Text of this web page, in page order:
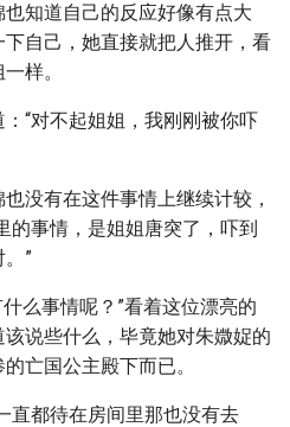
知道自己的反应好像有点大
自己，她直接就把人推开，看
样。
“对不起姐姐，我刚刚被你吓
没有在这件事情上继续计较，
的事情，是姐姐唐突了，吓到
”
么事情呢？”看着这位漂亮的
说些什么，毕竟她对朱媺娖的
亡国公主殿下而已。
直都待在房间里那也没有去